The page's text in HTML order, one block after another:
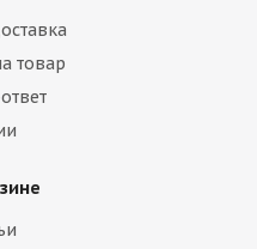
товар